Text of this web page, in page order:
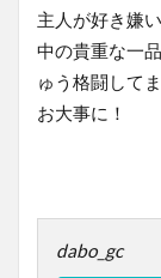
主人が好き嫌
中の貴重な一
ゅう格闘して
お大事に！
dabo_gc